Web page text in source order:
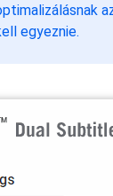
egyeznie.